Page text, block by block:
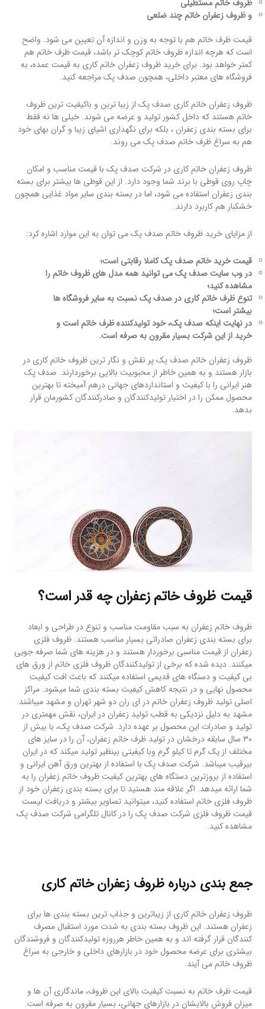
ظروف خاتم مستطیلی
و ظروف زعفران خاتم چند ضلعی
قیمت ظرف خاتم هم با توجه به وزن و اندازه آن تعیین می شود. واضح
است که هرچه اندازه ظروف خاتم کوچک تر باشد، قیمت ظرف خاتم هم
کمتر خواهد بود. برای خرید ظروف زعفران خاتم کاری به قیمت عمده، به
فروشگاه های معتبر داخلی، همچون صدف پک مراجعه کنید.
ظروف زعفران خاتم کاری صدف پک از زیبا ترین و باکیفیت ترین ظروف
خاتم هستند که داخل کشور تولید و عرضه می شوند. خیلی ها نه فقط
برای بسته بندی زعفران ، بلکه برای نگهداری اشیای زیبا و گران بهای خود
هم به سراغ ظرف خاتم صدف پک می روند.
ظروف زعفران خاتم کاری در شرکت صدف پک با قیمت مناسب و امکان
چاپ روی قوطی با برند شما وجود دارد. از این قوطی ها بیشتر برای بسته
بندی زعفران استفاده می شود، اما در بسته بندی سایر مواد غذایی همچون
خشکبار هم کاربرد دارند.
از مزایای خرید ظروف خاتم صدف پک می توان به این موارد اشاره کرد:
قیمت خرید خاتم صدف پک کاملا رقابتی است؛
در وب سایت صدف پک می توانید همه مدل های ظروف خاتم را
مشاهده کنید؛
تنوع ظرف خاتم کاری در صدف پک نسبت به سایر فروشگاه ها
بیشتر است؛
در نهایت اینکه صدف پک، خود تولیدکننده ظرف خاتم است و
خرید از این شرکت بسیار مقرون به صرفه است.
ظروف زعفران خاتم صدف پک پر نقش و نگار ترین ظروف خاتم کاری در
بازار هستند و به همین خاطر از محبوبیت بالایی برخوردارند. صدف پک
هنر ایرانی را با کیفیت و استانداردهای جهانی درهم آمیخته تا بهترین
محصول ممکن را در اختیار تولیدکنندگان و صادرکنندگان کشورمان قرار
بدهد.
قیمت ظروف خاتم زعفران چه قدر است؟
ظروف خاتم زعفران به سبب مقاومت مناسب و تنوع در طراحی و ابعاد
برای بسته بندی زعفران صادراتی بسیار مناسب هستند. ظروف فلزی
زعفران از قیمت مناسبی برخوردار هستند و در هزینه های شما صرفه جویی
میکنند. دیده شده که برخی از تولیدکنندگان ظروف فلزی خاتم از ورق های
بی کیفیت و دسنگاه های قدیمی استفاده میکنند که باعث افت کیفیت
محصول نهایی و در نتیجه کاهش کیفیت بسته بندی شما میشود. مراکز
اصلی تولید ظروف زعفران خاتم در ای ران دو شهر تهران و مشهد میباشند.
مشهد به دلیل نزدیکی به قطب تولید زعفران در ایران، نقش مهمتری در
تولید و صادرات این محصول بر عهده دارد. شرکت صدف پک، با بیش از
۳۰ سال سابقه درخشان در تولید ظرف خاتم زعفران، آن را در سایز های
مختلف از یک گرم تا کیلو گرم وبا کیفیتی بینظیر تولید میکند که در ایران
بیرقیب میباشد. شرکت صدف پک با استفاده از بهترین ورق آهن ایرانی و
استفاده از بروزترین دستگاه های بهترین کیفیت ظروف خاتم زعفران را به
شما ارائه میدهد. اگر علاقه مند هستید تا برای بسته بندی زعفران خود از
ظروف فلزی خاتم استفاده کنید، میتوانید تصاویر بیشتر و دریافت لیست
قیمت ظروف فلزی شرکت صدف پک را در کانال تلگرامی شرکت صدف پک
مشاهده کنید.
جمع بندی درباره ظروف زعفران خاتم کاری
ظروف زعفران خاتم کاری از زیباترین و جذاب ترین بسته بندی ها برای
زعفران هستند. این ظروف بسته بندی به شدت مورد استقبال مصرف
کنندگان قرار گرفته اند و به همین خاطر هرروزه تولیدکنندگان و فروشندگان
بیشتری برای عرضه محصول خود در بازارهای داخلی و خارجی به سراغ
ظروف خاتم می آیند.
قیمت ظرف خاتم به نسبت کیفیت بالای این ظروف، ماندگاری آن ها و
میزان فروش بالایشان در بازارهای جهانی، بسیار مقرون به صرفه است.